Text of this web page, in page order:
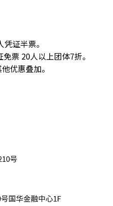
证半票。
票 20人以上团体7折。
优惠叠加。
号
国华金融中心1F